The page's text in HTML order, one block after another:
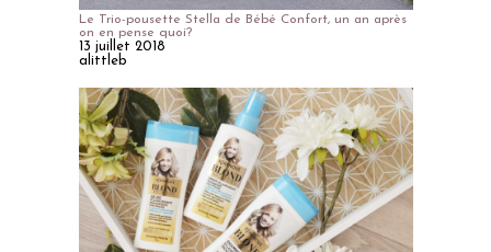
Le Trio-pousette Stella de Bébé Confort, un an après
on en pense quoi?
13 juillet 2018
alittleb